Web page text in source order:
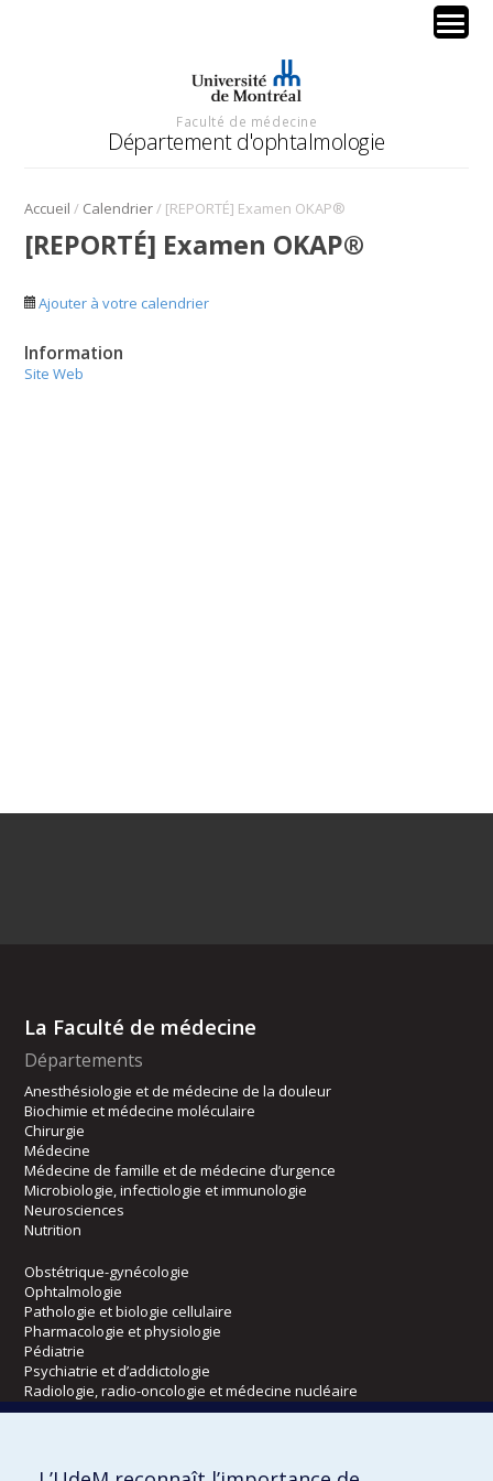
Faculté de médecine
Département d'ophtalmologie
Accueil / Calendrier/ [REPORTÉ] Examen OKAP®
[REPORTÉ] Examen OKAP®
Ajouter à votre calendrier
Information
Site Web
La Faculté de médecine
Départements
Anesthésiologie et de médecine de la douleur
Biochimie et médecine moléculaire
Chirurgie
Médecine
Médecine de famille et de médecine d’urgence
Microbiologie, infectiologie et immunologie
Neurosciences
Nutrition
Obstétrique-gynécologie
Ophtalmologie
Pathologie et biologie cellulaire
Pharmacologie et physiologie
Pédiatrie
Psychiatrie et d’addictologie
Radiologie, radio-oncologie et médecine nucléaire